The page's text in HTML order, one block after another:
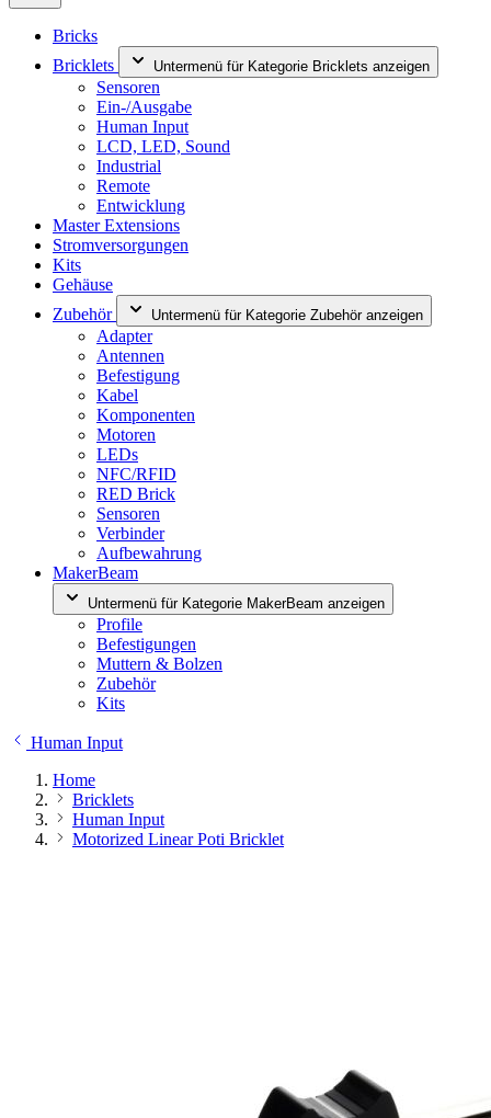
Bricks
Bricklets
Untermenü für Kategorie Bricklets anzeigen
Sensoren
Ein-/Ausgabe
Human Input
LCD, LED, Sound
Industrial
Remote
Entwicklung
Master Extensions
Stromversorgungen
Kits
Gehäuse
Zubehör
Untermenü für Kategorie Zubehör anzeigen
Adapter
Antennen
Befestigung
Kabel
Komponenten
Motoren
LEDs
NFC/RFID
RED Brick
Sensoren
Verbinder
Aufbewahrung
MakerBeam
Untermenü für Kategorie MakerBeam anzeigen
Profile
Befestigungen
Muttern & Bolzen
Zubehör
Kits
Human Input
Home
Bricklets
Human Input
Motorized Linear Poti Bricklet